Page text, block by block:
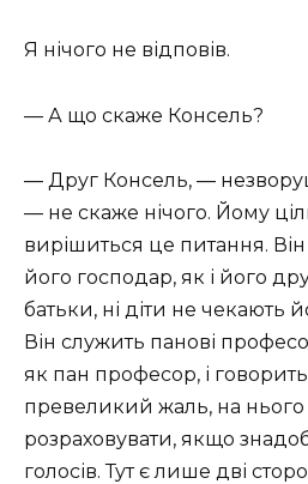
Я нічого не відповів.
— А що скаже Консель?
— Друг Консель, —
— не скаже нічого. Йому
вирішиться це питання.
його господар, як і його
батьки, ні діти не чекають
Він служить панові
як пан професор, і
превеликий жаль, на нього
розраховувати, якщо
голосів. Тут є лише дві